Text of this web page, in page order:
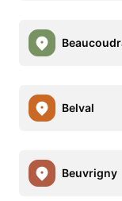
Belval
Beuvrigny